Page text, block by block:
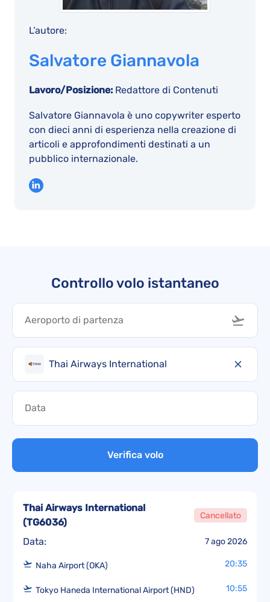
L’autore:
Salvatore Giannavola
Lavoro/Posizione: Redattore di Contenuti
Salvatore Giannavola è uno copywriter esperto
con dieci anni di esperienza nella creazione di
articoli e approfondimenti destinati a un
pubblico internazionale.
Controllo volo istantaneo
Thai Airways International
Verifica volo
Data: 7 ago 2026
Thai Airways International
(TG6036)
Cancellato
Naha Airport (OKA) 20:35
Tokyo Haneda International Airport (HND) 10:55